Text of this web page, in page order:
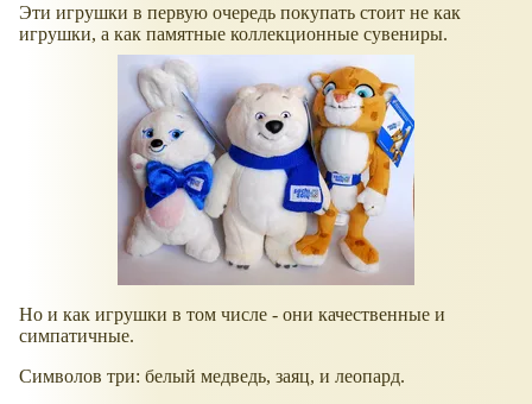
Эти игрушки в первую очередь покупать стоит не как
игрушки, а как памятные коллекционные сувениры.
Но и как игрушки в том числе - они качественные и
симпатичные.
Символов три: белый медведь, заяц, и леопард.